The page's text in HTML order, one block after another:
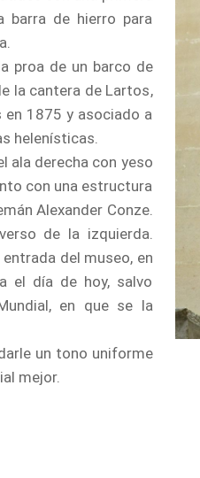
barra de hierro para
proa de un barco de
la cantera de Lartos,
en 1875 y asociado a
helenísticas.
ala derecha con yeso
con una estructura
Alexander Conze.
de la izquierda.
del museo, en
el día de hoy, salvo
en que se la
un tono uniforme
mejor.